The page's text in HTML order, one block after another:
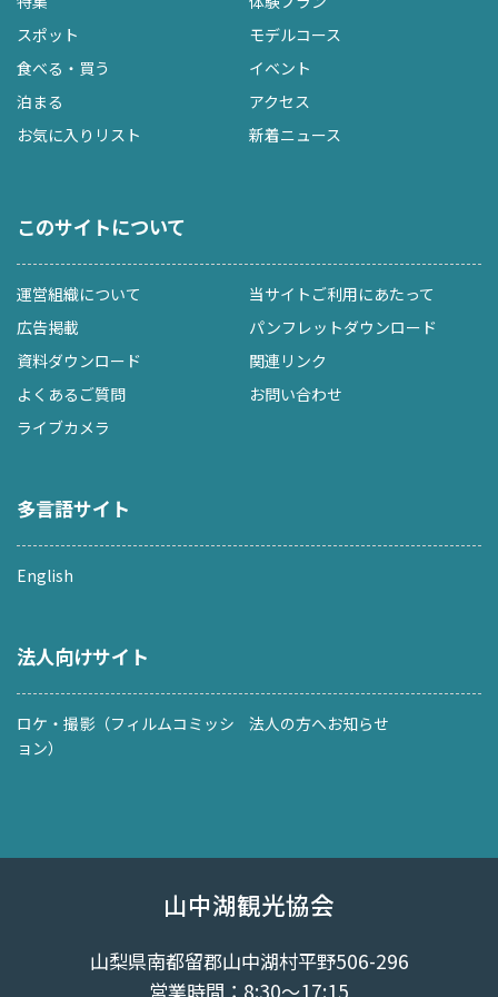
スポット
モデルコース
食べる・買う
イベント
泊まる
アクセス
お気に入りリスト
新着ニュース
このサイトについて
運営組織について
当サイトご利用にあたって
広告掲載
パンフレットダウンロード
資料ダウンロード
関連リンク
よくあるご質問
お問い合わせ
ライブカメラ
多言語サイト
English
法人向けサイト
ロケ・撮影（フィルムコミッシ
ョン）
法人の方へお知らせ
山中湖観光協会
山梨県南都留郡山中湖村平野506-296
営業時間：8:30～17:15